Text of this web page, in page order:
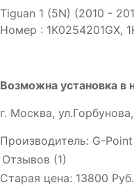
Tiguan 1 (5N) (2010 -
Номер : 1K0254201GX,
Возможна установка в
г. Москва,
Производитель: G-Point
Отзывов (1)
Старая цена: 13800 Руб.